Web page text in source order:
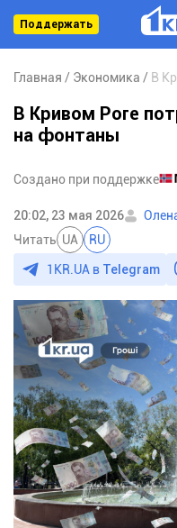
Поддержать
Главная Экономика
В Кривом Роге
на фонтаны
Создано при поддержке
20:02, 23 мая 2026
Читать UA RU
1KR.UA в Telegram